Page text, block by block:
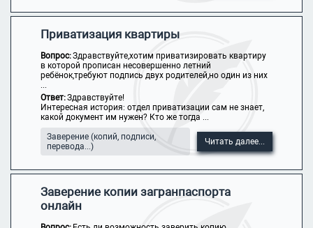
Приватизация квартиры
Вопрос:Здравствуйте,хотим приватизировать квартиру
в которой прописан несовершенно летний
ребёнок,требуют подпись двух родителей,но один из них
...
Ответ:Здравствуйте!
Интересная история: отдел приватизации сам не знает,
какой документ им нужен? Кто же тогда ...
Заверение (копий, подписи,
перевода...)
Читать далее...
Заверение копии загранпаспорта
онлайн